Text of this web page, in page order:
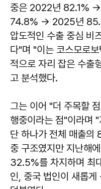
중은 2022년 82.1%
74.8% → 2025년
압도적인 수출 중심 비
다"며 "이는 코스모로
적으로 자리 잡은 수출
고 분석했다.
그는 이어 "더 주목할
행중이라는 점"이라며
단 하나가 전체 매출의
중 구조였지만 지난해
32.5%를 차지하며 최
인, 중국 법인이 새롭